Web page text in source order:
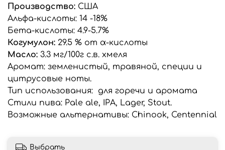
Производство: США
Альфа-кислоты: 14 -18%
Бета-кислоты: 4.9-5.7%
Когумулон: 29.5 % от α-кислоты
Масло: 3.3 мг/100г с.в. хмеля
Аромат: земленистый, травяной, специи и
цитрусовые ноты.
Тип использования: для горечи и аромата
Стили пива: Pale ale, IPA, Lager, Stout.
Возможные альтернативы: Chinook, Centennial
Выбрать